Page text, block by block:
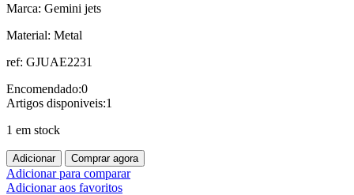
Marca: Gemini jets
Material: Metal
ref: GJUAE2231
Encomendado:0
Artigos disponiveis:1
1 em stock
Quantidade
de
Airbus
Adicionar Comprar agora
Adicionar para comparar
Adicionar aos favoritos